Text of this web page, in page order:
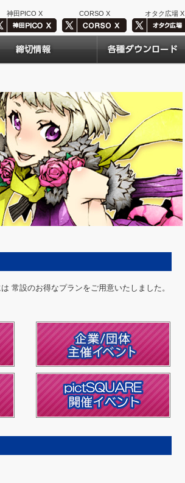
神田PICO X CORSO X オタク広場 X
常設のお得なプランをご用意いたしました。